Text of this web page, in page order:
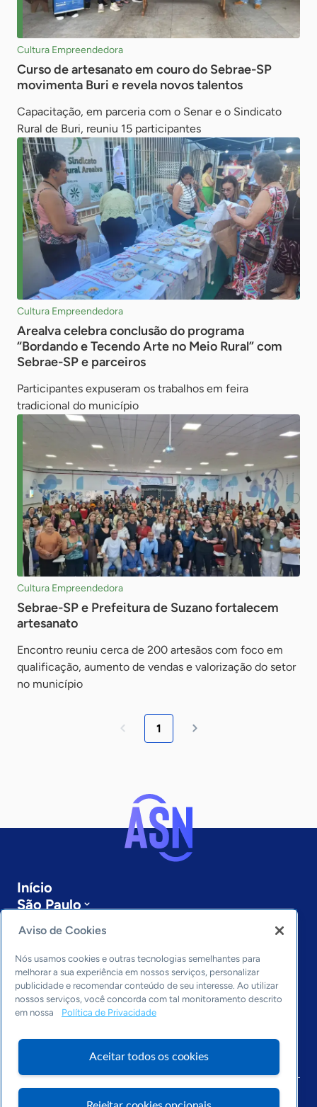
Cultura Empreendedora
Curso de artesanato em couro do Sebrae-SP
movimenta Buri e revela novos talentos
Capacitação, em parceria com o Senar e o Sindicato
Rural de Buri, reuniu 15 participantes
Cultura Empreendedora
Arealva celebra conclusão do programa
“Bordando e Tecendo Arte no Meio Rural” com
Sebrae-SP e parceiros
Participantes expuseram os trabalhos em feira
tradicional do município
Cultura Empreendedora
Sebrae-SP e Prefeitura de Suzano fortalecem
artesanato
Encontro reuniu cerca de 200 artesãos com foco em
qualificação, aumento de vendas e valorização do setor
no município
1
Início
São Paulo
Últimas notícias
Entre em contato
Editorias
Economia & Política
Inovação & Tecnologia
Arquivo
Aviso de Cookies
Nós usamos cookies e outras tecnologias semelhantes para
melhorar a sua experiência em nossos serviços, personalizar
publicidade e recomendar conteúdo de seu interesse. Ao utilizar
nossos serviços, você concorda com tal monitoramento descrito
em nossa
Política de Privacidade
Aceitar todos os cookies